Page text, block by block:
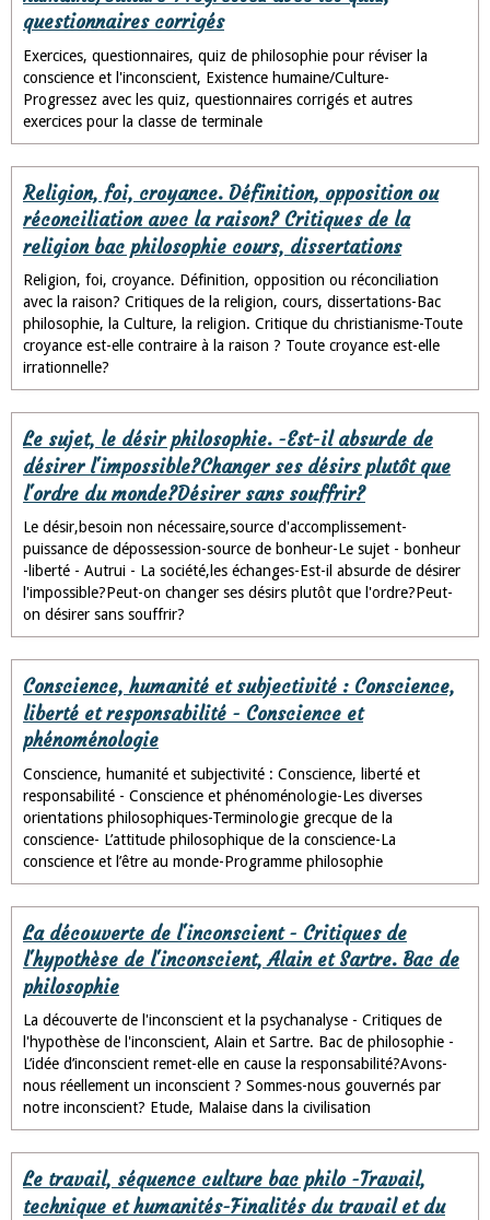
questionnaires corrigés
Exercices, questionnaires, quiz de philosophie pour réviser la
conscience et l'inconscient, Existence humaine/Culture-
Progressez avec les quiz, questionnaires corrigés et autres
exercices pour la classe de terminale
Religion, foi, croyance. Définition, opposition ou
réconciliation avec la raison? Critiques de la
religion bac philosophie cours, dissertations
Religion, foi, croyance. Définition, opposition ou réconciliation
avec la raison? Critiques de la religion, cours, dissertations-Bac
philosophie, la Culture, la religion. Critique du christianisme-Toute
croyance est-elle contraire à la raison ? Toute croyance est-elle
irrationnelle?
Le sujet, le désir philosophie. -Est-il absurde de
désirer l'impossible?Changer ses désirs plutôt que
l'ordre du monde?Désirer sans souffrir?
Le désir,besoin non nécessaire,source d'accomplissement-
puissance de dépossession-source de bonheur-Le sujet - bonheur
-liberté - Autrui - La société,les échanges-Est-il absurde de désirer
l'impossible?Peut-on changer ses désirs plutôt que l'ordre?Peut-
on désirer sans souffrir?
Conscience, humanité et subjectivité : Conscience,
liberté et responsabilité - Conscience et
phénoménologie
Conscience, humanité et subjectivité : Conscience, liberté et
responsabilité - Conscience et phénoménologie-Les diverses
orientations philosophiques-Terminologie grecque de la
conscience- L’attitude philosophique de la conscience-La
conscience et l’être au monde-Programme philosophie
La découverte de l'inconscient - Critiques de
l'hypothèse de l'inconscient, Alain et Sartre. Bac de
philosophie
La découverte de l'inconscient et la psychanalyse - Critiques de
l'hypothèse de l'inconscient, Alain et Sartre. Bac de philosophie -
L’idée d’inconscient remet-elle en cause la responsabilité?Avons-
nous réellement un inconscient ? Sommes-nous gouvernés par
notre inconscient? Etude, Malaise dans la civilisation
Le travail, séquence culture bac philo -Travail,
technique et humanités-Finalités du travail et du